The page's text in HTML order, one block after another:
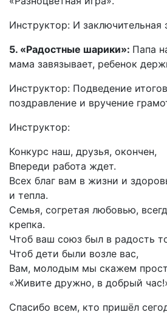
Инструктор: И заключительная
5. «Радостные шарики»: Папа
мама завязывает, ребенок
Инструктор: Подведение
поздравление и вручение
Инструктор:
Конкурс наш, друзья, окончен,
Впереди работа ждет.
Всех благ вам в жизни и
и тепла.
Семья, согретая любовью,
крепка.
Чтоб ваш союз был в радость
Чтоб дети были возле вас,
Вам, молодым мы скажем
«Живите дружно, в добрый
Спасибо всем, кто пришёл